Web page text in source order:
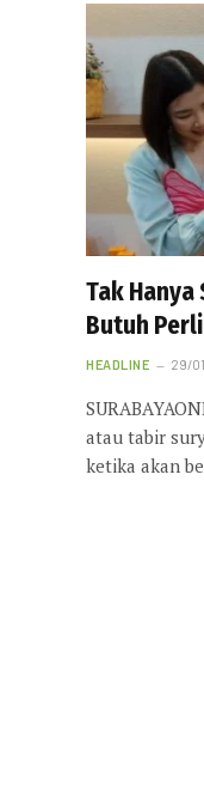
Tak
Butuh
HEADLINE 29/
atau tabir
ketika akan